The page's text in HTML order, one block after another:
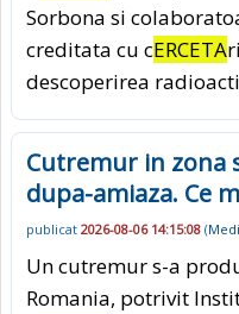
Sorbona si
creditata cu cERCETA
descoperirea
Cutremur in zona
dupa-amiaza. Ce
publicat 2026-08-06 14:15:08 (
Un cutremur s-a
Romania, potrivit